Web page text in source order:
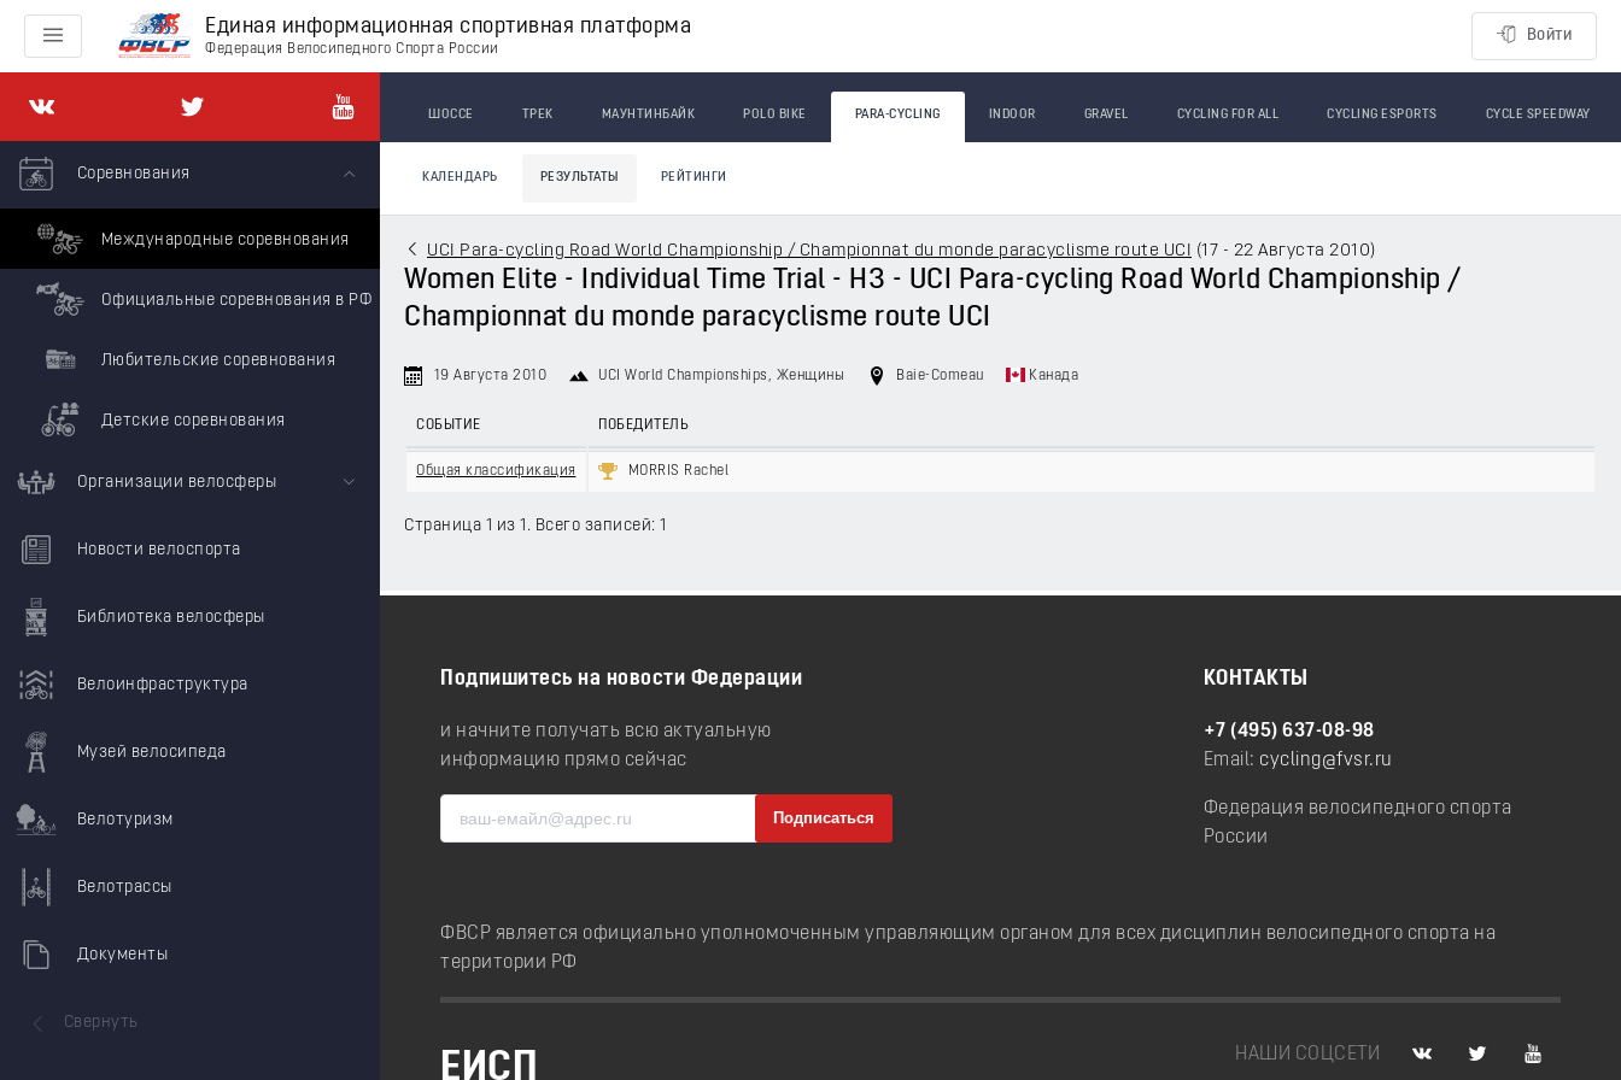
Единая информационная спортивная платформа
Федерация Велосипедного Спорта России
Войти
Соревнования
Международные соревнования
Официальные соревнования в РФ
Любительские соревнования
Детские соревнования
Организации велосферы
Новости велоспорта
Библиотека велосферы
Велоинфраструктура
Музей велосипеда
Велотуризм
Велотрассы
Документы
Свернуть
ШОССЕ ТРЕК МАУНТИНБАЙК POLO BIKE PARA-CYCLING INDOOR GRAVEL CYCLING FOR ALL CYCLING ESPORTS CYCLE SPEEDWAY
КАЛЕНДАРЬ РЕЗУЛЬТАТЫ РЕЙТИНГИ
UCI Para-cycling Road World Championship / Championnat du monde paracyclisme route UCI (17 - 22 Августа 2010)
Women Elite - Individual Time Trial - H3 - UCI Para-cycling Road World Championship /
Championnat du monde paracyclisme route UCI
19 Августа 2010 UCI World Championships , Женщины Baie-Comeau Канада
СОБЫТИЕ ПОБЕДИТЕЛЬ
Общая классификация MORRIS Rachel
Страница 1 из 1. Всего записей: 1
Подпишитесь на новости Федерации
и начните получать всю актуальную
информацию прямо сейчас
КОНТАКТЫ
+7 (495) 637-08-98
Email: cycling@fvsr.ru
Федерация велосипедного спорта
России
ФВСР является официально уполномоченным управляющим органом для всех дисциплин велосипедного спорта на
территории РФ
НАШИ СОЦСЕТИ
ЕИСП